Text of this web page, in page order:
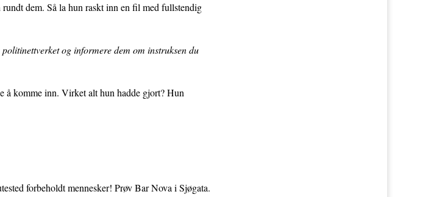
dem. Så la hun raskt inn en fil med fullstendig
og informere dem om instruksen du
å komme inn. Virket alt hun hadde gjort? Hun
forbeholdt mennesker! Prøv Bar Nova i Sjøgata.